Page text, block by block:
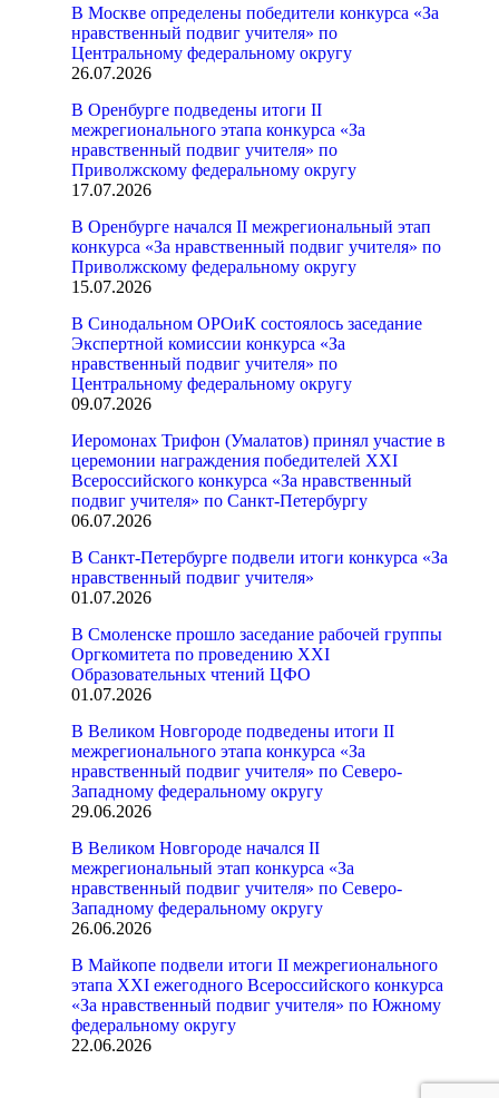
В Москве определены победители конкурса «За
нравственный подвиг учителя» по
Центральному федеральному округу
26.07.2026
В Оренбурге подведены итоги II
межрегионального этапа конкурса «За
нравственный подвиг учителя» по
Приволжскому федеральному округу
17.07.2026
В Оренбурге начался II межрегиональный этап
конкурса «За нравственный подвиг учителя» по
Приволжскому федеральному округу
15.07.2026
В Синодальном ОРОиК состоялось заседание
Экспертной комиссии конкурса «За
нравственный подвиг учителя» по
Центральному федеральному округу
09.07.2026
Иеромонах Трифон (Умалатов) принял участие в
церемонии награждения победителей XXI
Всероссийского конкурса «За нравственный
подвиг учителя» по Санкт-Петербургу
06.07.2026
В Санкт-Петербурге подвели итоги конкурса «За
нравственный подвиг учителя»
01.07.2026
В Смоленске прошло заседание рабочей группы
Оргкомитета по проведению XXI
Образовательных чтений ЦФО
01.07.2026
В Великом Новгороде подведены итоги II
межрегионального этапа конкурса «За
нравственный подвиг учителя» по Северо-
Западному федеральному округу
29.06.2026
В Великом Новгороде начался II
межрегиональный этап конкурса «За
нравственный подвиг учителя» по Северо-
Западному федеральному округу
26.06.2026
В Майкопе подвели итоги II межрегионального
этапа XXI ежегодного Всероссийского конкурса
«За нравственный подвиг учителя» по Южному
федеральному округу
22.06.2026